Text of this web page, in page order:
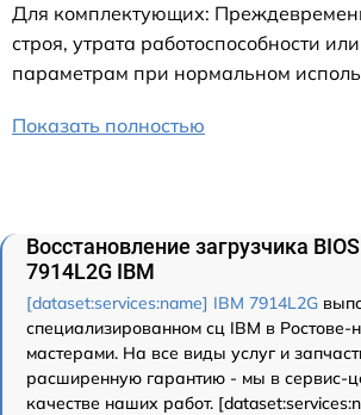
Для комплектующих:
строя, утрата работоспособности
параметрам при нормальном
Показать полностью
Восстановление загрузчика
7914L2G IBM
[dataset:services:name] IBM 7914L2G
специализированном сц IBM в
мастерами. На все виды услуг и
расширенную гарантию - мы в сервис-
качестве наших работ.